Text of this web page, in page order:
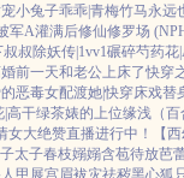
小兔子乖乖|青梅竹马永远
军A灌满后修仙修罗场
叔除妖传|1vv1碾碎芍药花
前一天和老公上床了快穿
的恶毒女配渡她|快穿床戏替
|高干绿茶婊的上位缘浅（百
女大绝赞直播进行中！ 【
太子春枝嫋嫋含苞待放芭
甲 展宫眉袚灾祛秽黑心狐